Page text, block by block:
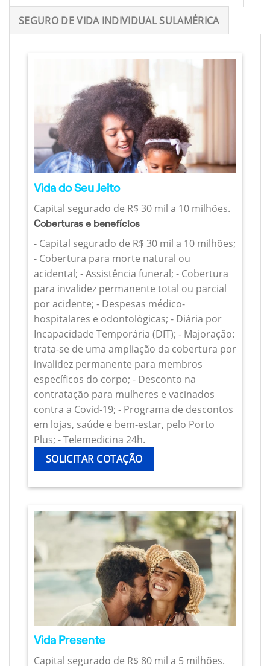
SEGURO DE VIDA INDIVIDUAL SULAMÉRICA
Vida do Seu Jeito
Capital segurado de R$ 30 mil a 10 milhões.
Coberturas e benefícios
- Capital segurado de R$ 30 mil a 10 milhões;
- Cobertura para morte natural ou
acidental; - Assistência funeral; - Cobertura
para invalidez permanente total ou parcial
por acidente; - Despesas médico-
hospitalares e odontológicas; - Diária por
Incapacidade Temporária (DIT); - Majoração:
trata-se de uma ampliação da cobertura por
invalidez permanente para membros
específicos do corpo; - Desconto na
contratação para mulheres e vacinados
contra a Covid-19; - Programa de descontos
em lojas, saúde e bem-estar, pelo Porto
Plus; - Telemedicina 24h.
SOLICITAR COTAÇÃO
Vida Presente
Capital segurado de R$ 80 mil a 5 milhões.